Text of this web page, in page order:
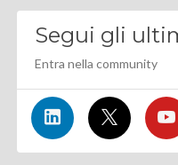
Segui gli
Entra nella community